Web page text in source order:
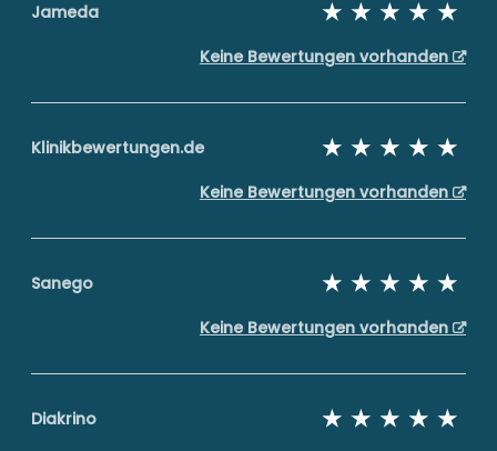
Jameda
Keine Bewertungen vorhanden
Klinikbewertungen.de
Keine Bewertungen vorhanden
Sanego
Keine Bewertungen vorhanden
Diakrino